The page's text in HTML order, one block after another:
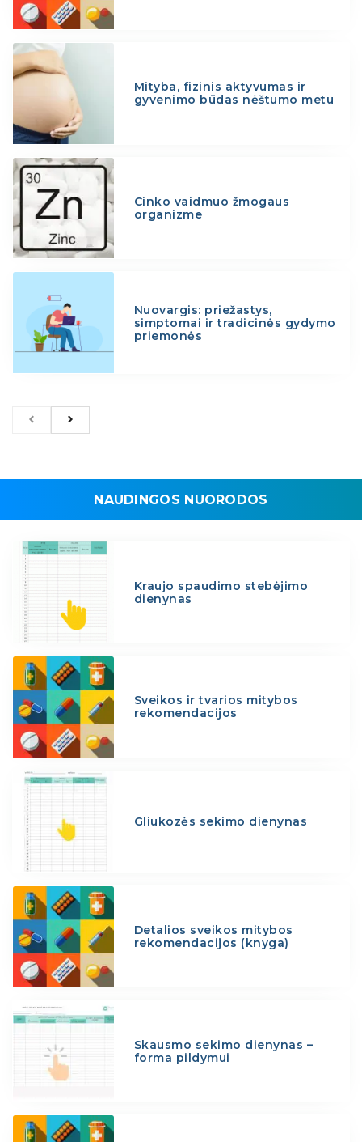
Mityba, fizinis aktyvumas ir
gyvenimo būdas nėštumo metu
Cinko vaidmuo žmogaus
organizme
Nuovargis: priežastys,
simptomai ir tradicinės gydymo
priemonės
NAUDINGOS NUORODOS
Kraujo spaudimo stebėjimo
dienynas
Sveikos ir tvarios mitybos
rekomendacijos
Gliukozės sekimo dienynas
Detalios sveikos mitybos
rekomendacijos (knyga)
Skausmo sekimo dienynas –
forma pildymui